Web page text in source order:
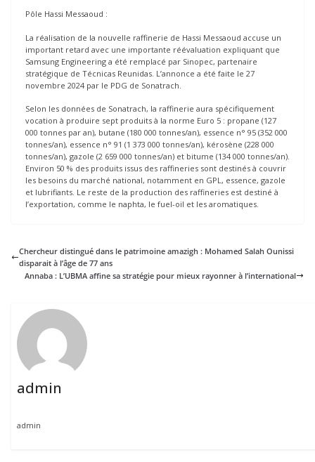
Pôle Hassi Messaoud :
La réalisation de la nouvelle raffinerie de Hassi Messaoud accuse un
important retard avec une importante réévaluation expliquant que
Samsung Engineering a été remplacé par Sinopec, partenaire
stratégique de Técnicas Reunidas. L’annonce a été faite le 27
novembre 2024 par le PDG de Sonatrach.
Selon les données de Sonatrach, la raffinerie aura spécifiquement
vocation à produire sept produits à la norme Euro 5 : propane (127
000 tonnes par an), butane (180 000 tonnes/an), essence n° 95 (352 000
tonnes/an), essence n° 91 (1 373 000 tonnes/an), kérosène (228 000
tonnes/an), gazole (2 659 000 tonnes/an) et bitume (134 000 tonnes/an).
Environ 50 % des produits issus des raffineries sont destinés à couvrir
les besoins du marché national, notamment en GPL, essence, gazole
et lubrifiants. Le reste de la production des raffineries est destiné à
l’exportation, comme le naphta, le fuel-oil et les aromatiques.
Chercheur distingué dans le patrimoine amazigh : Mohamed Salah Ounissi
disparait à l’âge de 77 ans
Annaba : L’UBMA affine sa stratégie pour mieux rayonner à l’international
admin
admin